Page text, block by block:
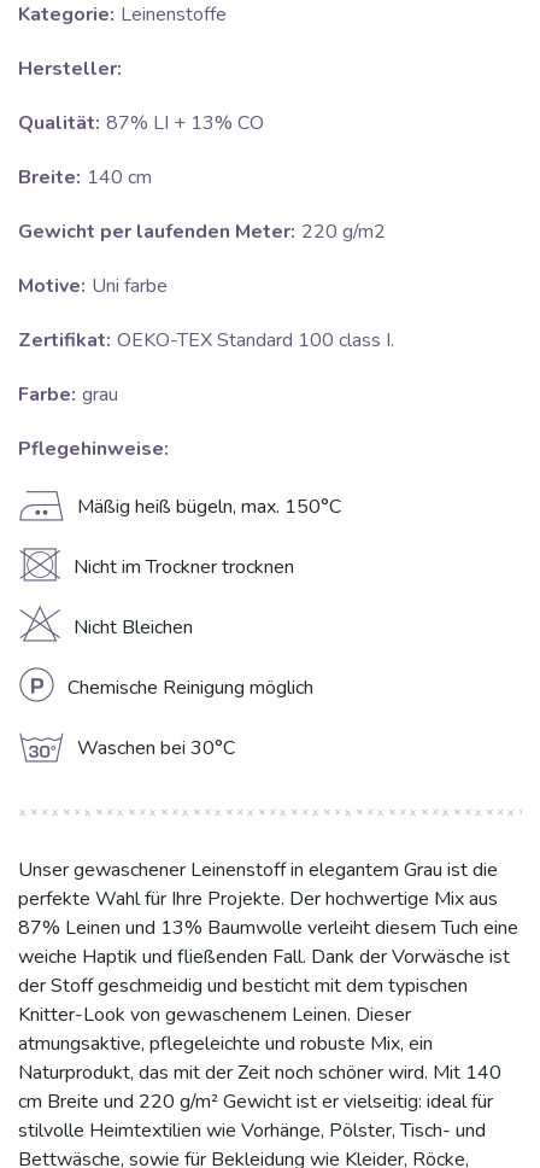
Kategorie: Leinenstoffe
Hersteller:
Qualität: 87% LI + 13% CO
Breite: 140 cm
Gewicht per laufenden Meter: 220 g/m2
Motive: Uni farbe
Zertifikat: OEKO-TEX Standard 100 class I.
Farbe: grau
Pflegehinweise:
E Mäßig heiß bügeln, max. 150°C
U Nicht im Trockner trocknen
H Nicht Bleichen
L Chemische Reinigung möglich
g Waschen bei 30°C
Unser gewaschener Leinenstoff in elegantem Grau ist die
perfekte Wahl für Ihre Projekte. Der hochwertige Mix aus
87% Leinen und 13% Baumwolle verleiht diesem Tuch eine
weiche Haptik und fließenden Fall. Dank der Vorwäsche ist
der Stoff geschmeidig und besticht mit dem typischen
Knitter-Look von gewaschenem Leinen. Dieser
atmungsaktive, pflegeleichte und robuste Mix, ein
Naturprodukt, das mit der Zeit noch schöner wird. Mit 140
cm Breite und 220 g/m² Gewicht ist er vielseitig: ideal für
stilvolle Heimtextilien wie Vorhänge, Pölster, Tisch- und
Bettwäsche, sowie für Bekleidung wie Kleider, Röcke,